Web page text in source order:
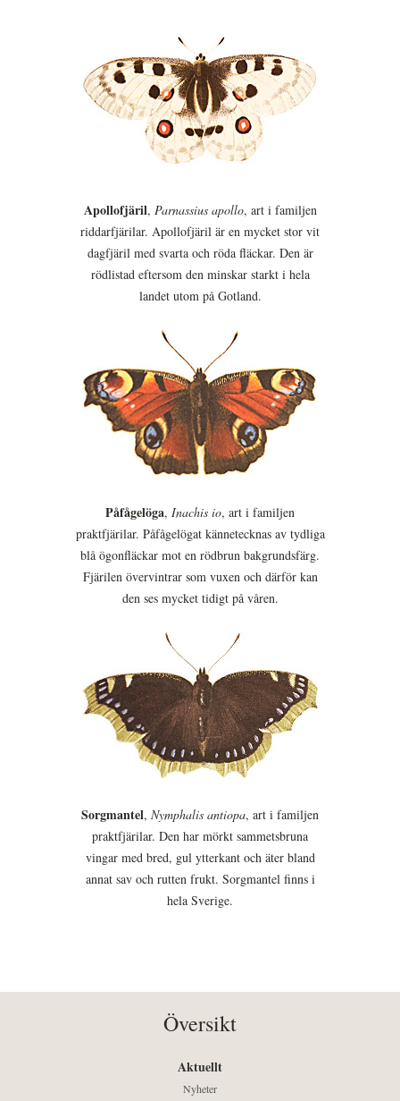
Apollofjäril, Parnassius apollo, art i familjen
riddarfjärilar. Apollofjäril är en mycket stor vit
dagfjäril med svarta och röda fläckar. Den är
rödlistad eftersom den minskar starkt i hela
landet utom på Gotland.
Påfågelöga, Inachis io, art i familjen
praktfjärilar. Påfågelögat kännetecknas av tydliga
blå ögonfläckar mot en rödbrun bakgrundsfärg.
Fjärilen övervintrar som vuxen och därför kan
den ses mycket tidigt på våren.
Sorgmantel, Nymphalis antiopa, art i familjen
praktfjärilar. Den har mörkt sammetsbruna
vingar med bred, gul ytterkant och äter bland
annat sav och rutten frukt. Sorgmantel finns i
hela Sverige.
Översikt
Aktuellt
Nyheter